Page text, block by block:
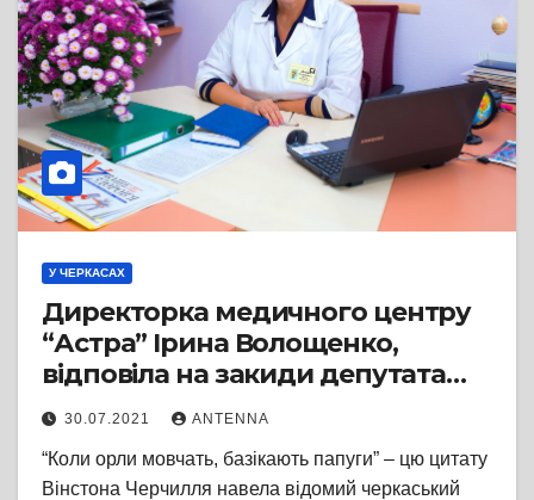
У ЧЕРКАСАХ
Директорка медичного центру
“Астра” Ірина Волощенко,
відповіла на закиди депутата
Карася, порівнявши його з
папугою з відомої цитати
Черчилля
30.07.2021 ANTENNA
“Коли орли мовчать, базікають папуги” – цю цитату
Вінстона Черчилля навела відомий черкаський